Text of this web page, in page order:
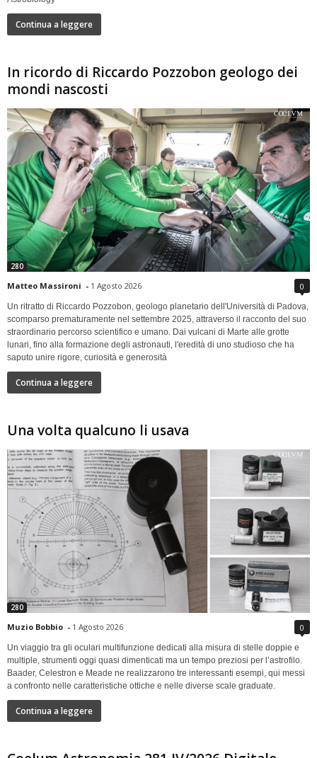
Continua a leggere
In ricordo di Riccardo Pozzobon geologo dei
mondi nascosti
280
Matteo Massironi - 1 Agosto 2026 0
Un ritratto di Riccardo Pozzobon, geologo planetario dell'Università di Padova,
scomparso prematuramente nel settembre 2025, attraverso il racconto del suo
straordinario percorso scientifico e umano. Dai vulcani di Marte alle grotte
lunari, fino alla formazione degli astronauti, l'eredità di uno studioso che ha
saputo unire rigore, curiosità e generosità
Continua a leggere
Una volta qualcuno li usava
280
Muzio Bobbio - 1 Agosto 2026 0
Un viaggio tra gli oculari multifunzione dedicati alla misura di stelle doppie e
multiple, strumenti oggi quasi dimenticati ma un tempo preziosi per l’astrofilo.
Baader, Celestron e Meade ne realizzarono tre interessanti esempi, qui messi
a confronto nelle caratteristiche ottiche e nelle diverse scale graduate.
Continua a leggere